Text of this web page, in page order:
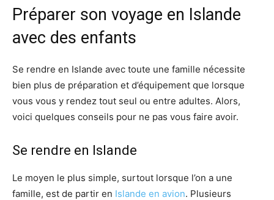
Préparer son voyage en Islande
avec des enfants
Se rendre en Islande avec toute une famille nécessite
bien plus de préparation et d’équipement que lorsque
vous vous y rendez tout seul ou entre adultes. Alors,
voici quelques conseils pour ne pas vous faire avoir.
Se rendre en Islande
Le moyen le plus simple, surtout lorsque l’on a une
famille, est de partir en Islande en avion. Plusieurs